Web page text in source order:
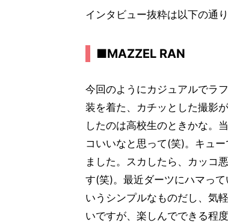
インタビュー抜粋は以下の通り
■MAZZEL RAN
今回のようにカジュアルでラ
装を着た、カチッとした撮影
したのは高校生のときかな。
コいいなと思って(笑)。キュ
ました。スカしたら、カッコ
す(笑)。最近ダーツにハマっ
いうシンプルなものだし、気
いですが、楽しんでできる程